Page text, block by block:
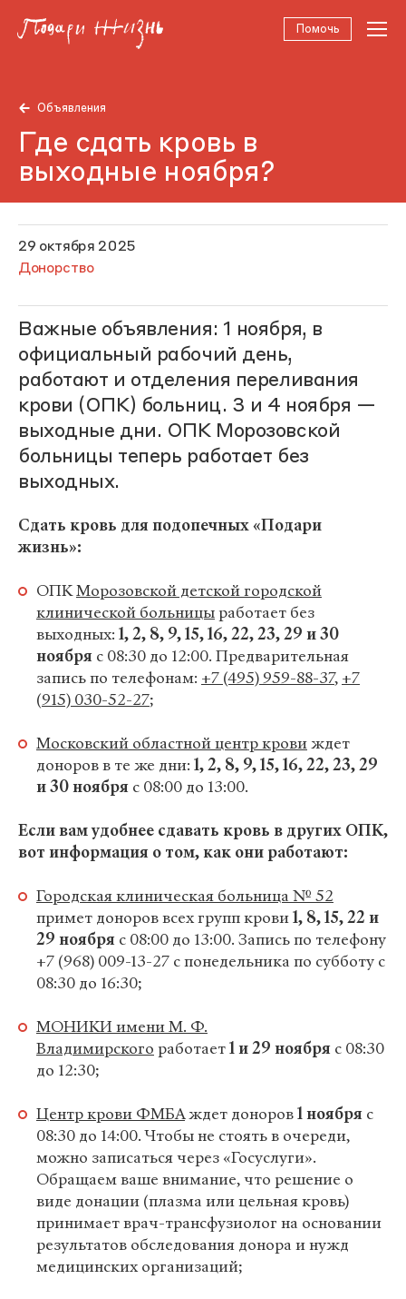
Помочь
Объявления
Где сдать кровь в
выходные ноября?
29 октября 2025
Донорство
Важные объявления: 1 ноября, в
официальный рабочий день,
работают и отделения переливания
крови (ОПК) больниц. 3 и 4 ноября —
выходные дни. ОПК Морозовской
больницы теперь работает без
выходных.
Сдать кровь для подопечных «Подари
жизнь»:
ОПКМорозовской детской городской
клинической больницыработает без
выходных: 1, 2, 8, 9, 15, 16, 22, 23, 29 и 30
ноября с 08:30 до 12:00. Предварительная
запись по телефонам: +7 (495) 959-88-37, +7
(915) 030-52-27;
Московский областной центр кровиждет
доноров в те же дни: 1, 2, 8, 9, 15, 16, 22, 23, 29
и 30 ноября с 08:00 до 13:00.
Если вам удобнее сдавать кровь в других ОПК,
вот информация о том, как они работают:
Городская клиническая больница № 52
примет доноров всех групп крови1, 8, 15, 22 и
29 ноября с 08:00 до 13:00. Запись по телефону
+7 (968) 009-13-27 с понедельника по субботу с
08:30 до 16:30;
МОНИКИ имени М. Ф.
Владимирского работает1 и 29 ноября с 08:30
до 12:30;
Центр крови ФМБАждет доноров1 ноября с
08:30 до 14:00. Чтобы не стоять в очереди,
можно записаться через «Госуслуги».
Обращаем ваше внимание, что решение о
виде донации (плазма или цельная кровь)
принимает врач-трансфузиолог на основании
результатов обследования донора и нужд
медицинских организаций;